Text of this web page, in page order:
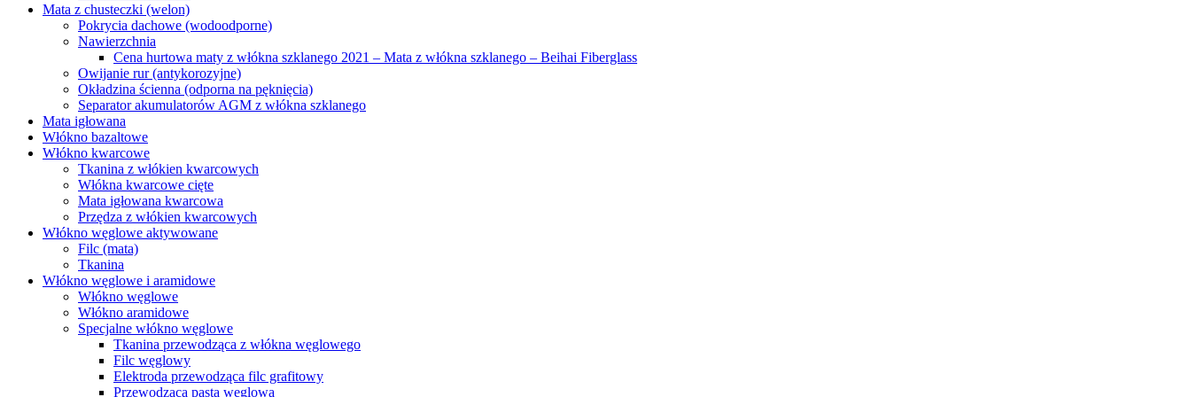
Mata z chusteczki (welon)
Pokrycia dachowe (wodoodporne)
Nawierzchnia
Cena hurtowa maty z włókna szklanego 2021 – Mata z włókna szklanego – Beihai Fiberglass
Owijanie rur (antykorozyjne)
Okładzina ścienna (odporna na pęknięcia)
Separator akumulatorów AGM z włókna szklanego
Mata igłowana
Włókno bazaltowe
Włókno kwarcowe
Tkanina z włókien kwarcowych
Włókna kwarcowe cięte
Mata igłowana kwarcowa
Przędza z włókien kwarcowych
Włókno węglowe aktywowane
Filc (mata)
Tkanina
Włókno węglowe i aramidowe
Włókno węglowe
Włókno aramidowe
Specjalne włókno węglowe
Tkanina przewodząca z włókna węglowego
Filc węglowy
Elektroda przewodząca filc grafitowy
Przewodząca pasta węglowa